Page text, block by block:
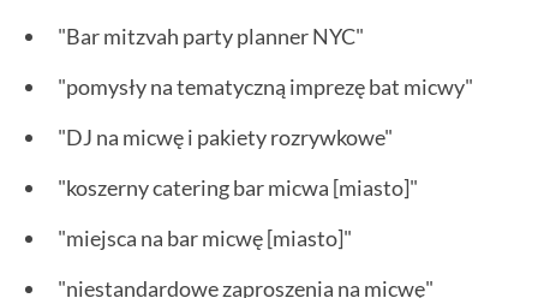
"Bar mitzvah party planner NYC"
"pomysły na tematyczną imprezę bat micwy"
"DJ na micwę i pakiety rozrywkowe"
"koszerny catering bar micwa [miasto]"
"miejsca na bar micwę [miasto]"
"niestandardowe zaproszenia na micwę"